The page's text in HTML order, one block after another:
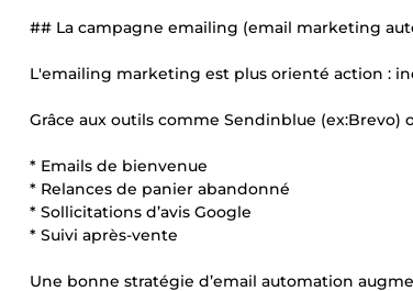
## La campagne emailing (email marketing
L'emailing marketing est plus orienté action :
Grâce aux outils comme Sendinblue (ex:Brevo)
* Emails de bienvenue
* Relances de panier abandonné
* Sollicitations d’avis Google
* Suivi après-vente
Une bonne stratégie d’email automation